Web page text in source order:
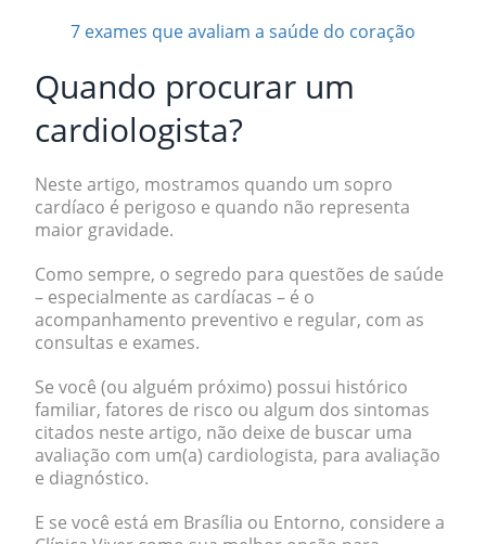
7 exames que avaliam a saúde do coração
Quando procurar um
cardiologista?
Neste artigo, mostramos quando um sopro
cardíaco é perigoso e quando não representa
maior gravidade.
Como sempre, o segredo para questões de saúde
– especialmente as cardíacas – é o
acompanhamento preventivo e regular, com as
consultas e exames.
Se você (ou alguém próximo) possui histórico
familiar, fatores de risco ou algum dos sintomas
citados neste artigo, não deixe de buscar uma
avaliação com um(a) cardiologista, para avaliação
e diagnóstico.
E se você está em Brasília ou Entorno, considere a